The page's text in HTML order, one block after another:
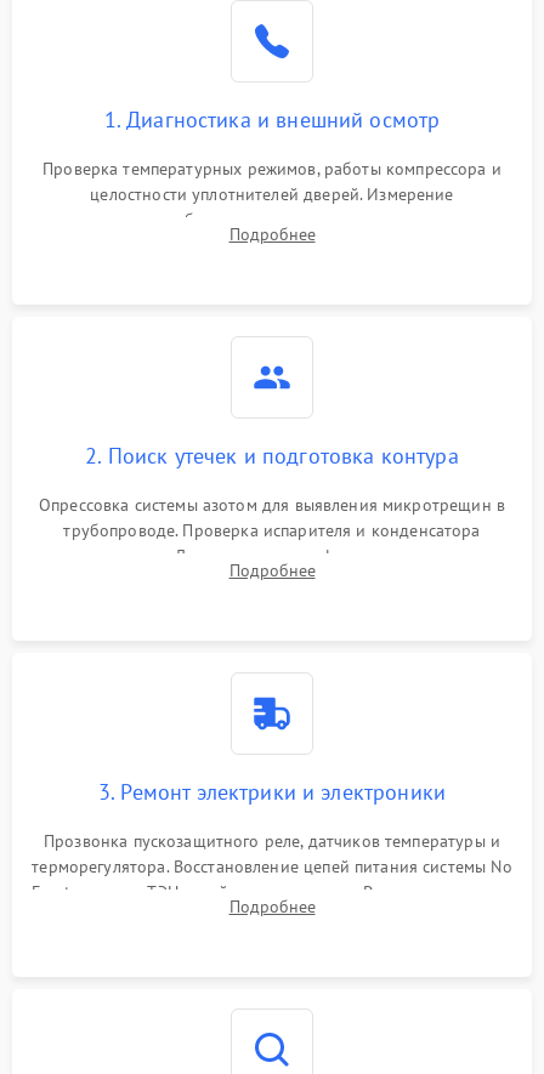
работе
2000 ₽ Подробнее →
1000 ₽
1800 ₽
1. Диагностика и внешний осмотр
Проверка температурных режимов, работы компрессора и
целостности уплотнителей дверей. Измерение
сопротивления обмоток мотора, проверка термостата и
считывание кодов ошибок с электронного дисплея.
Подробнее
2. Поиск утечек и подготовка контура
Опрессовка системы азотом для выявления микротрещин в
трубопроводе. Проверка испарителя и конденсатора
течеискателем. Демонтаж старого фильтра-осушителя и
продувка капиллярной трубки для устранения засоров.
Подробнее
3. Ремонт электрики и электроники
Прозвонка пускозащитного реле, датчиков температуры и
терморегулятора. Восстановление цепей питания системы No
Frost, включая ТЭН оттайки и вентилятор. Ремонт или замена
платы управления при сбоях алгоритмов.
Подробнее